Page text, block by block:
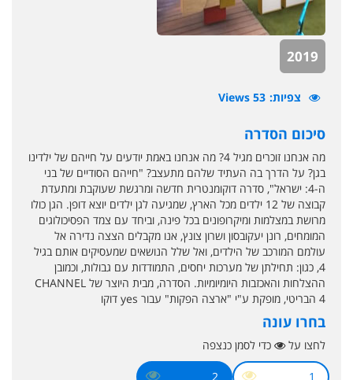
2019
צפיות 53 Views
סיכום הסדרה
מה אנחנו זוכרים מגיל 4? מה אנחנו באמת יודעים על חייהם של ילדינו
בגן? על הדרך בה העתיד שלהם מתעצב? "חייהם הסודיים של בני
ה-4: ישראל", סדרה דוקומנטרית חדשה ומרגשת שעוקבת ומתעדת
קבוצה של 12 ילדים מכל הארץ, שמגיעה לגן ילדים יוצא דופן. הגן כולו
מרושת במצלמות ומיקרופונים בכל פינה, וביחד עם צמד הפסיכולוגים
המומחים, רונן יעקובסון ושרון צונץ, אנו מקבלים הצצה נדירה אל
עולמם המורכב של הילדים, ואל שלל הנושאים שמעסיקים אותם בגיל
4, כגון: תחילתן של מערכות יחסים, התמודדות עם גבולות, וכמובן
ההצלחות והאכזבות היומיומיות. הסדרה, מבית היוצר של CHANNEL
4 הבריטי, מופקת ע"י "ארצה הפקות" עבור yes דוקו
בחרו עונה
לחצו על כדי לסמן כנצפה
1
2